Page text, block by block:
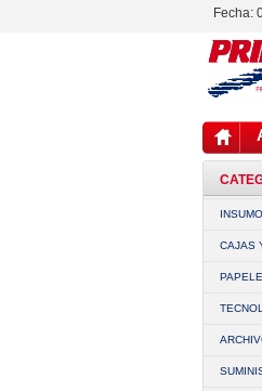
Fecha:
CAJAS